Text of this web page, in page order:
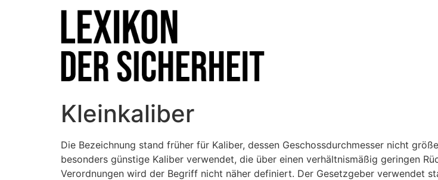
Kleinkaliber
Die Bezeichnung stand früher für Kaliber, dessen Geschossdurchmesser nicht
besonders günstige Kaliber verwendet, die über einen verhältnismäßig geringen
Verordnungen wird der Begriff nicht näher definiert. Der Gesetzgeber verwendet